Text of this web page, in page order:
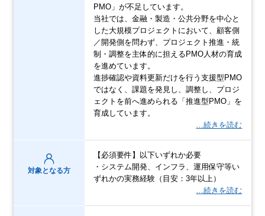
PMO」が不足しています。
当社では、金融・製造・公共分野を中心と
した大規模プロジェクトにおいて、顧客側
／開発側を問わず、プロジェクト推進・統
制・調整を主体的に担えるPMO人材の育成
を進めています。
進捗確認や資料更新だけを行う支援型PMO
ではなく、課題を発見し、調整し、プロジ
ェクトを前へ進められる「推進型PMO」を
育成しています。
…続きを読む
対象となる方
【必須要件】以下いずれか必要
・システム開発、インフラ、運用保守等い
ずれかの実務経験（目安：3年以上）
…続きを読む